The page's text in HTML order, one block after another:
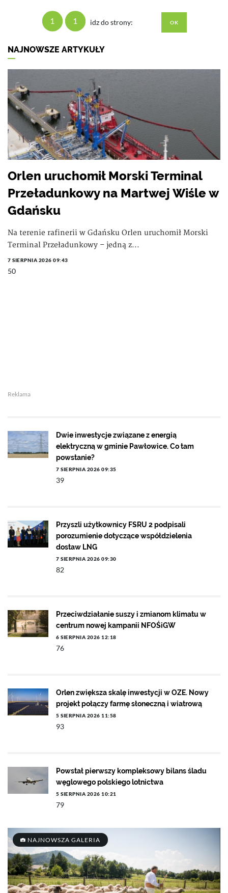
1 1 idz do strony:
NAJNOWSZE ARTYKUŁY
Orlen uruchomił Morski Terminal
Przeładunkowy na Martwej Wiśle w
Gdańsku
Na terenie rafinerii w Gdańsku Orlen uruchomił Morski
Terminal Przeładunkowy – jedną z...
7 SIERPNIA 2026 09:43
50
Reklama
Dwie inwestycje związane z energią
elektryczną w gminie Pawłowice. Co tam
powstanie?
7 SIERPNIA 2026 09:35
39
Przyszli użytkownicy FSRU 2 podpisali
porozumienie dotyczące współdzielenia
dostaw LNG
7 SIERPNIA 2026 09:30
82
Przeciwdziałanie suszy i zmianom klimatu w
centrum nowej kampanii NFOŚiGW
6 SIERPNIA 2026 12:18
76
Orlen zwiększa skalę inwestycji w OZE. Nowy
projekt połączy farmę słoneczną i wiatrową
5 SIERPNIA 2026 11:58
93
Powstał pierwszy kompleksowy bilans śladu
węglowego polskiego lotnictwa
5 SIERPNIA 2026 10:21
79
NAJNOWSZA GALERIA